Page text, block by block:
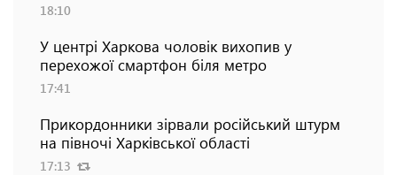
18:10
У центрі Харкова чоловік вихопив у
перехожої смартфон біля метро
17:41
Прикордонники зірвали російський штурм
на півночі Харківської області
17:13